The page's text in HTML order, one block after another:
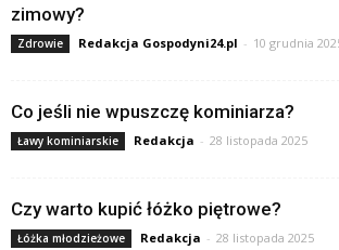
zimowy?
Zdrowie Redakcja Gospodyni24.pl - 10 grudnia
Co jeśli nie wpuszczę kominiarza?
Ławy kominiarskie Redakcja - 28 listopada 2025
Czy warto kupić łóżko piętrowe?
Łóżka młodzieżowe Redakcja - 28 listopada 2025